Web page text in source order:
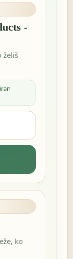
-
želiš
ko